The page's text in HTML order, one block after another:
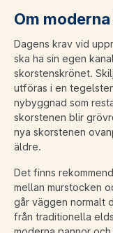
Om
Dagens krav vid
ska ha sin egen
skorstenskrönet.
utföras i en
nybyggnad som
skorstenen blir
nya skorstenen
äldre.
Det finns
mellan murstocken
går väggen normalt
från traditionella